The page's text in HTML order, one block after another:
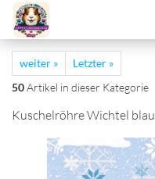
weiter »
Letzter »
50Artikel in dieser Kategorie
Kuschelröhre Wichtel blau